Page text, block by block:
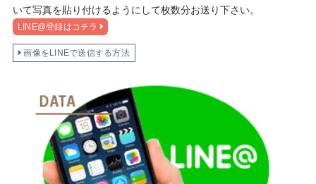
いて写真を貼り付けるようにして枚数分お送り下さい。
LINE@登録はコチラ
画像をLINEで送信する方法